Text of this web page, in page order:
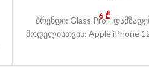
6₾
ბრენდი: Glass Pro+
მოდელისთვის: Apple iPhone